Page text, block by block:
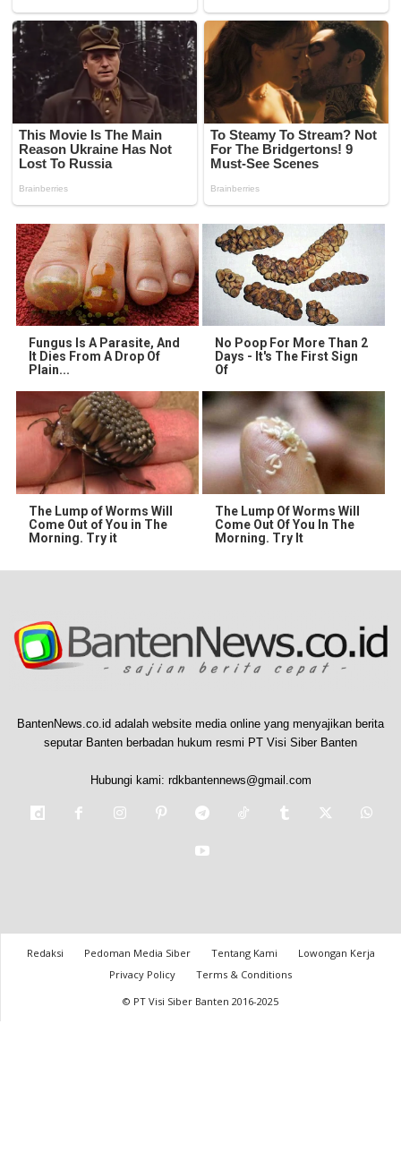
Fungus Is A Parasite, And
It Dies From A Drop Of
Plain...
No Poop For More Than 2
Days - It's The First Sign
Of
The Lump of Worms Will
Come Out of You in The
Morning. Try it
The Lump Of Worms Will
Come Out Of You In The
Morning. Try It
BantenNews.co.id adalah website media online yang menyajikan berita
seputar Banten berbadan hukum resmi PT Visi Siber Banten
Hubungi kami: rdkbantennews@gmail.com
Redaksi Pedoman Media Siber Tentang Kami
Lowongan Kerja
Privacy Policy
Terms & Conditions
© PT Visi Siber Banten 2016-2025